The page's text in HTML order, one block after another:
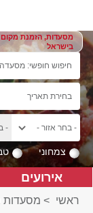
מסעדות, הזמנת
בישראל
צמחוני
אירועים
ראשי > מסעדות